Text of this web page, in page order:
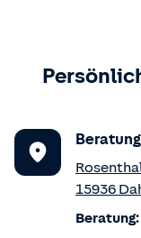
15936
Beratung: